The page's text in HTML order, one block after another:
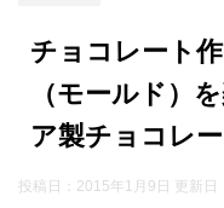
チョコレート
（モールド）
ア製チョコレ
投稿日：2015年1月9日 更新日